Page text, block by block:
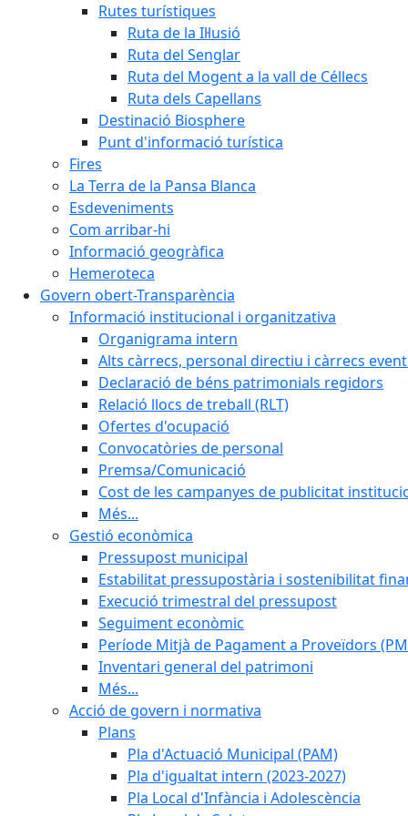
Rutes turístiques
Ruta de la Il·lusió
Ruta del Senglar
Ruta del Mogent a la vall de Céllecs
Ruta dels Capellans
Destinació Biosphere
Punt d'informació turística
Fires
La Terra de la Pansa Blanca
Esdeveniments
Com arribar-hi
Informació geogràfica
Hemeroteca
Govern obert-Transparència
Informació institucional i organitzativa
Organigrama intern
Alts càrrecs, personal directiu i càrrecs
Declaració de béns patrimonials regidors
Relació llocs de treball (RLT)
Ofertes d'ocupació
Convocatòries de personal
Premsa/Comunicació
Cost de les campanyes de publicitat
Més...
Gestió econòmica
Pressupost municipal
Estabilitat pressupostària i sostenibilitat
Execució trimestral del pressupost
Seguiment econòmic
Període Mitjà de Pagament a Proveïdors
Inventari general del patrimoni
Més...
Acció de govern i normativa
Plans
Pla d'Actuació Municipal (PAM)
Pla d'igualtat intern (2023-2027)
Pla Local d'Infància i Adolescència